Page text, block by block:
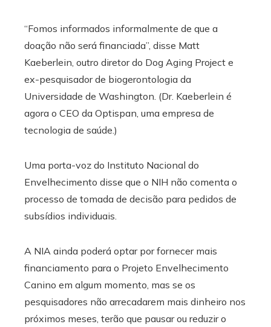
“Fomos informados informalmente de que a
doação não será financiada”, disse Matt
Kaeberlein, outro diretor do Dog Aging Project e
ex-pesquisador de biogerontologia da
Universidade de Washington. (Dr. Kaeberlein é
agora o CEO da Optispan, uma empresa de
tecnologia de saúde.)
Uma porta-voz do Instituto Nacional do
Envelhecimento disse que o NIH não comenta o
processo de tomada de decisão para pedidos de
subsídios individuais.
A NIA ainda poderá optar por fornecer mais
financiamento para o Projeto Envelhecimento
Canino em algum momento, mas se os
pesquisadores não arrecadarem mais dinheiro nos
próximos meses, terão que pausar ou reduzir o